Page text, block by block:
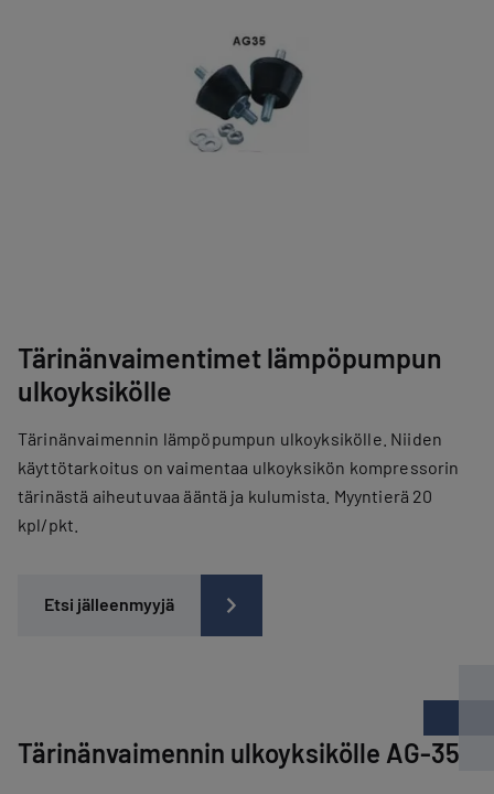
Tärinänvaimentimet lämpöpumpun
ulkoyksikölle
Tärinänvaimennin lämpöpumpun ulkoyksikölle. Niiden
käyttötarkoitus on vaimentaa ulkoyksikön kompressorin
tärinästä aiheutuvaa ääntä ja kulumista. Myyntierä 20
kpl/pkt.
Etsi jälleenmyyjä
Tärinänvaimennin ulkoyksikölle AG-35